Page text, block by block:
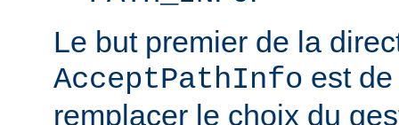
Le but premier de la
AcceptPathInfo est
remplacer le choix du